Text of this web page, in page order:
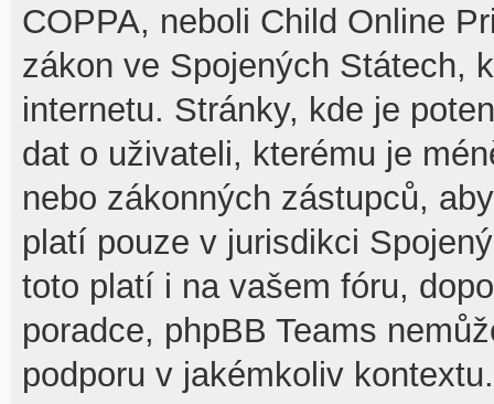
COPPA, neboli Child Online
zákon ve Spojených Státech,
internetu. Stránky, kde je
dat o uživateli, kterému je
nebo zákonných zástupců,
platí pouze v jurisdikci
toto platí i na vašem fóru,
poradce, phpBB Teams
podporu v jakémkoliv kontextu.